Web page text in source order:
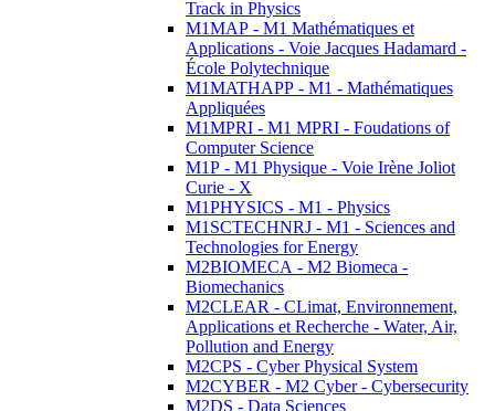
Track in Physics
M1MAP - M1 Mathématiques et
Applications - Voie Jacques Hadamard -
École Polytechnique
M1MATHAPP - M1 - Mathématiques
Appliquées
M1MPRI - M1 MPRI - Foudations of
Computer Science
M1P - M1 Physique - Voie Irène Joliot
Curie - X
M1PHYSICS - M1 - Physics
M1SCTECHNRJ - M1 - Sciences and
Technologies for Energy
M2BIOMECA - M2 Biomeca -
Biomechanics
M2CLEAR - CLimat, Environnement,
Applications et Recherche - Water, Air,
Pollution and Energy
M2CPS - Cyber Physical System
M2CYBER - M2 Cyber - Cybersecurity
M2DS - Data Sciences